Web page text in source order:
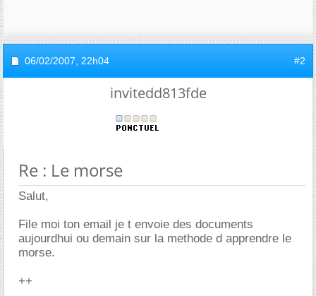
06/02/2007, 22h04 #2
invitedd813fde
Re : Le morse
Salut,
File moi ton email je t envoie des documents
aujourdhui ou demain sur la methode d apprendre le
morse.
++